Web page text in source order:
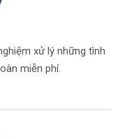
xử lý những tình
miễn phí.